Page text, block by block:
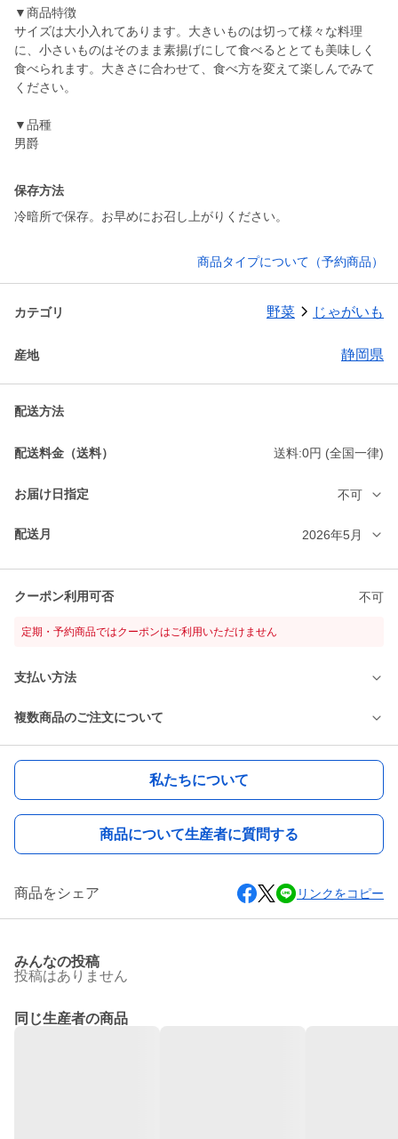
▼商品特徴
サイズは大小入れてあります。大きいものは切って様々な料理
に、小さいものはそのまま素揚げにして食べるととても美味しく
食べられます。大きさに合わせて、食べ方を変えて楽しんでみて
ください。
▼品種
保存方法
冷暗所で保存。お早めにお召し上がりください。
商品タイプについて（予約商品）
カテゴリ 野菜 じゃがいも
産地 静岡県
配送方法
配送料金（送料） 送料:0円 (全国一律)
お届け日指定 不可
配送月 2026年5月
クーポン利用可否 不可
定期・予約商品ではクーポンはご利用いただけません
支払い方法
複数商品のご注文について
私たちについて
商品について生産者に質問する
商品をシェア リンクをコピー
みんなの投稿
投稿はありません
同じ生産者の商品